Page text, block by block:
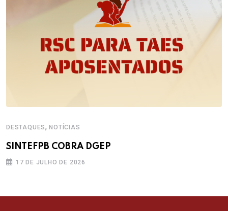
DESTAQUES,NOTÍCIAS
SINTEFPB COBRA DGEP
17 DE JULHO DE 2026